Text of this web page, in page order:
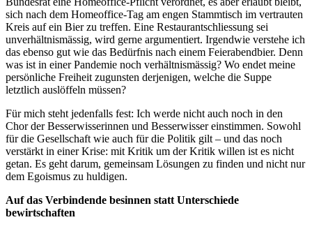
sich nach dem Homeoffice-Tag am engen Stammtisch im vertrauten
Kreis auf ein Bier zu treffen. Eine Restaurantschliessung sei
unverhältnismässig, wird gerne argumentiert. Irgendwie verstehe ich
das ebenso gut wie das Bedürfnis nach einem Feierabendbier. Denn
was ist in einer Pandemie noch verhältnismässig? Wo endet meine
persönliche Freiheit zugunsten derjenigen, welche die Suppe
letztlich auslöffeln müssen?
Für mich steht jedenfalls fest: Ich werde nicht auch noch in den
Chor der Besserwisserinnen und Besserwisser einstimmen. Sowohl
für die Gesellschaft wie auch für die Politik gilt – und das noch
verstärkt in einer Krise: mit Kritik um der Kritik willen ist es nicht
getan. Es geht darum, gemeinsam Lösungen zu finden und nicht nur
dem Egoismus zu huldigen.
Auf das Verbindende besinnen statt Unterschiede
bewirtschaften